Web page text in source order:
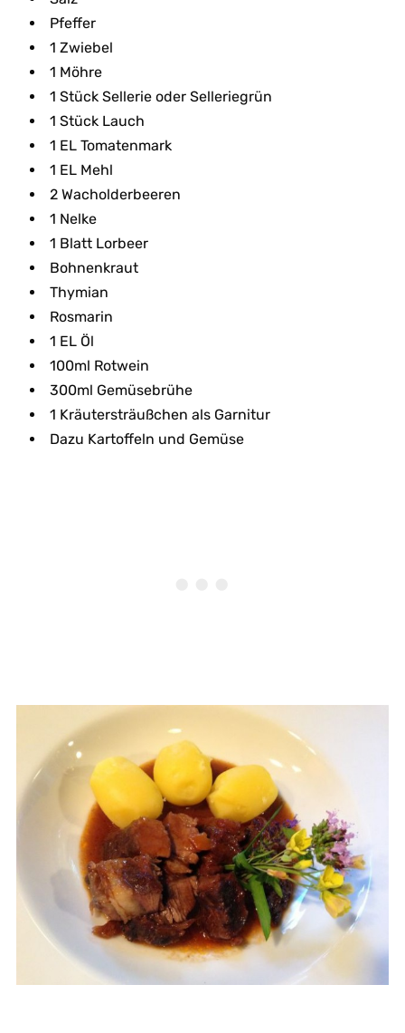
Pfeffer
1 Zwiebel
1 Möhre
1 Stück Sellerie oder Selleriegrün
1 Stück Lauch
1 EL Tomatenmark
1 EL Mehl
2 Wacholderbeeren
1 Nelke
1 Blatt Lorbeer
Bohnenkraut
Thymian
Rosmarin
1 EL Öl
100ml Rotwein
300ml Gemüsebrühe
1 Kräutersträußchen als Garnitur
Dazu Kartoffeln und Gemüse